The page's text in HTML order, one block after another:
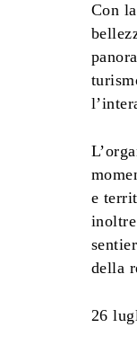
Con
e
della
26